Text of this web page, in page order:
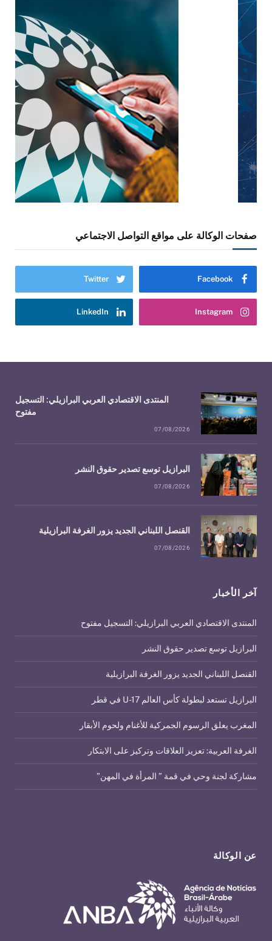
صفحات الوكالة على مواقع التواصل الاجتماعي
Facebook
Twitter
Instagram
LinkedIn
عن الوكالة
آخر الأخبار
المنتدى الاقتصادي العربي البرازيلي: التسجيل مفتوح
البرازيل توسع تصدير حقوق النشر
القنصل اللبناني الجديد يزور الغرفة البرازيلية
البرازيل تستعد لبطولة كأس العالم U-17 في قطر
المغرب يعلق الرسوم الجمركية للأغنام ولحوم الأبقار
الغرفة العربية: تعزيز العلاقات وتركيز على الابتكار
مشاركة لجنة وحي في قمة ” المرأة في المهن”
المنتدى الاقتصادي العربي البرازيلي: التسجيل
مفتوح
07/08/2026
البرازيل توسع تصدير حقوق النشر
07/08/2026
القنصل اللبناني الجديد يزور الغرفة البرازيلية
07/08/2026